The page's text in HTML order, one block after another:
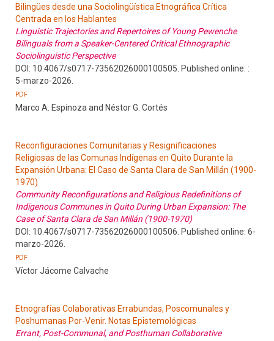
Bilingües desde una Sociolingüística Etnográfica Crítica
Centrada en los Hablantes
Linguistic Trajectories and Repertoires of Young Pewenche
Bilinguals from a Speaker-Centered Critical Ethnographic
Sociolinguistic Perspective
DOI: 10.4067/s0717-73562026000100505. Published online: :
5-marzo-2026.
PDF
Marco A. Espinoza and Néstor G. Cortés
Reconfiguraciones Comunitarias y Resignificaciones
Religiosas de las Comunas Indígenas en Quito Durante la
Expansión Urbana: El Caso de Santa Clara de San Millán (1900-
1970)
Community Reconfigurations and Religious Redefinitions of
Indigenous Communes in Quito During Urban Expansion: The
Case of Santa Clara de San Millán (1900-1970)
DOI: 10.4067/s0717-73562026000100506. Published online: 6-
marzo-2026.
PDF
Víctor Jácome Calvache
Etnografías Colaborativas Errabundas, Poscomunales y
Poshumanas Por-Venir. Notas Epistemológicas
Errant, Post-Communal, and Posthuman Collaborative